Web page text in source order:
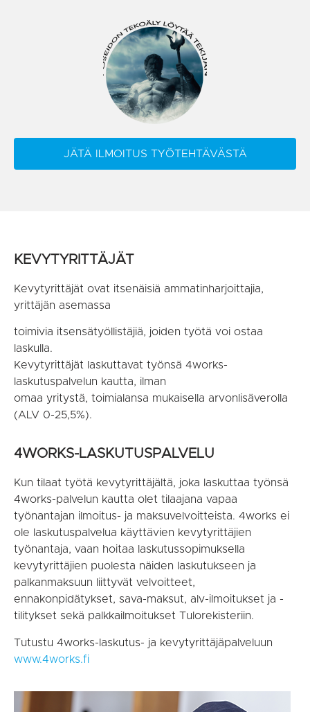
JÄTÄ ILMOITUS TYÖTEHTÄVÄSTÄ
KEVYTYRITTÄJÄT
Kevytyrittäjät ovat itsenäisiä ammatinharjoittajia,
yrittäjän asemassa
toimivia itsensätyöllistäjiä, joiden työtä voi ostaa
laskulla.
Kevytyrittäjät laskuttavat työnsä 4works-
laskutuspalvelun kautta, ilman
omaa yritystä, toimialansa mukaisella arvonlisäverolla
(ALV 0-25,5%).
4WORKS-LASKUTUSPALVELU
Kun tilaat työtä kevytyrittäjältä, joka laskuttaa työnsä
4works-palvelun kautta olet tilaajana vapaa
työnantajan ilmoitus- ja maksuvelvoitteista. 4works ei
ole laskutuspalvelua käyttävien kevytyrittäjien
työnantaja, vaan hoitaa laskutussopimuksella
kevytyrittäjien puolesta näiden laskutukseen ja
palkanmaksuun liittyvät velvoitteet,
ennakonpidätykset, sava-maksut, alv-ilmoitukset ja -
tilitykset sekä palkkailmoitukset Tulorekisteriin.
Tutustu 4works-laskutus- ja kevytyrittäjäpalveluun
www.4works.fi